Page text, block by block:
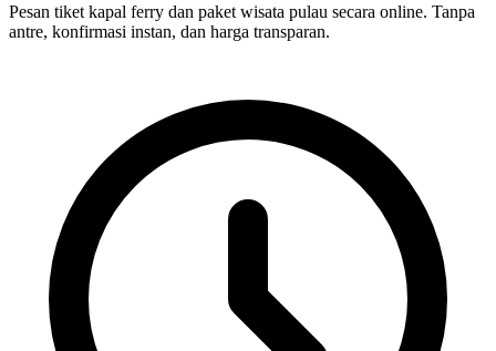
Pesan tiket kapal ferry dan paket wisata pulau secara online. Tanpa
antre, konfirmasi instan, dan harga transparan.